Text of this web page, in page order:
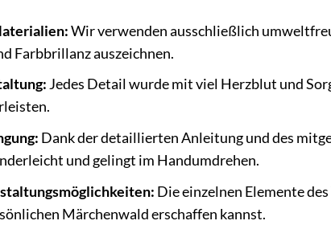
Wir verwenden ausschließlich
Farbbrillanz auszeichnen.
Jedes Detail wurde mit viel Herzblut und
Dank der detaillierten Anleitung und des
und gelingt im Handumdrehen.
Die einzelnen Elemente
Märchenwald erschaffen kannst.